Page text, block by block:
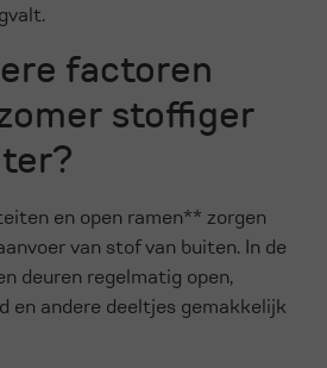
factoren
stoffiger
en open ramen** zorgen
van stof van buiten. In de
deuren regelmatig open,
en andere deeltjes gemakkelijk